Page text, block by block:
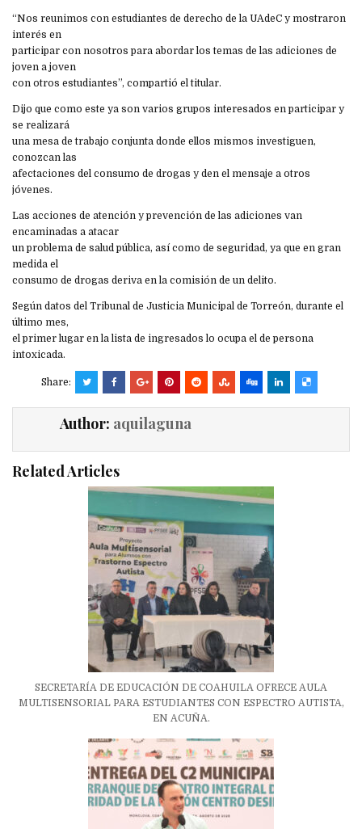
“Nos reunimos con estudiantes de derecho de la UAdeC y mostraron
interés en
participar con nosotros para abordar los temas de las adiciones de
joven a joven
con otros estudiantes”, compartió el titular.
Dijo que como este ya son varios grupos interesados en participar y
se realizará
una mesa de trabajo conjunta donde ellos mismos investiguen,
conozcan las
afectaciones del consumo de drogas y den el mensaje a otros
jóvenes.
Las acciones de atención y prevención de las adiciones van
encaminadas a atacar
un problema de salud pública, así como de seguridad, ya que en gran
medida el
consumo de drogas deriva en la comisión de un delito.
Según datos del Tribunal de Justicia Municipal de Torreón, durante el
último mes,
el primer lugar en la lista de ingresados lo ocupa el de persona
intoxicada.
Share:
Author: aquilaguna
Related Articles
SECRETARÍA DE EDUCACIÓN DE COAHUILA OFRECE AULA
MULTISENSORIAL PARA ESTUDIANTES CON ESPECTRO AUTISTA,
EN ACUÑA.